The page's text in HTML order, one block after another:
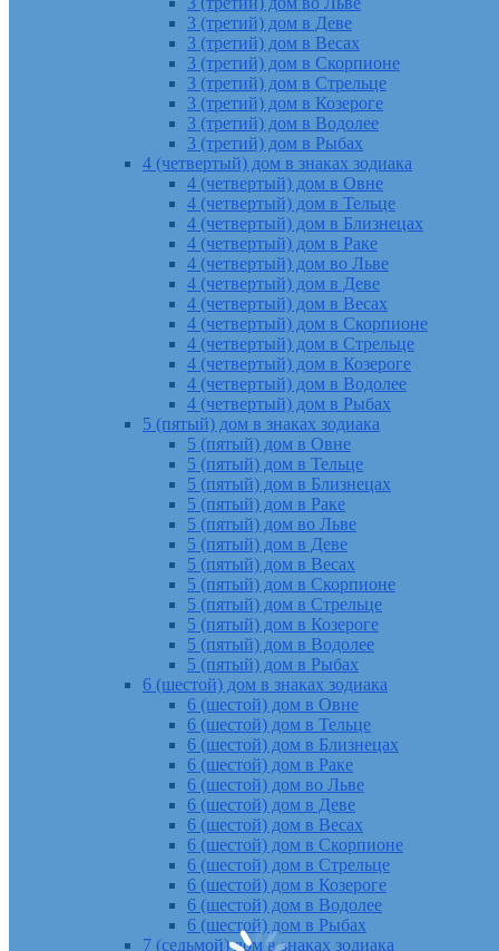
3 (третий) дом в Деве
3 (третий) дом в Весах
3 (третий) дом в Скорпионе
3 (третий) дом в Стрельце
3 (третий) дом в Козероге
3 (третий) дом в Водолее
3 (третий) дом в Рыбах
4 (четвертый) дом в знаках зодиака
4 (четвертый) дом в Овне
4 (четвертый) дом в Тельце
4 (четвертый) дом в Близнецах
4 (четвертый) дом в Раке
4 (четвертый) дом во Льве
4 (четвертый) дом в Деве
4 (четвертый) дом в Весах
4 (четвертый) дом в Скорпионе
4 (четвертый) дом в Стрельце
4 (четвертый) дом в Козероге
4 (четвертый) дом в Водолее
4 (четвертый) дом в Рыбах
5 (пятый) дом в знаках зодиака
5 (пятый) дом в Овне
5 (пятый) дом в Тельце
5 (пятый) дом в Близнецах
5 (пятый) дом в Раке
5 (пятый) дом во Льве
5 (пятый) дом в Деве
5 (пятый) дом в Весах
5 (пятый) дом в Скорпионе
5 (пятый) дом в Стрельце
5 (пятый) дом в Козероге
5 (пятый) дом в Водолее
5 (пятый) дом в Рыбах
6 (шестой) дом в знаках зодиака
6 (шестой) дом в Овне
6 (шестой) дом в Тельце
6 (шестой) дом в Близнецах
6 (шестой) дом в Раке
6 (шестой) дом во Льве
6 (шестой) дом в Деве
6 (шестой) дом в Весах
6 (шестой) дом в Скорпионе
6 (шестой) дом в Стрельце
6 (шестой) дом в Козероге
6 (шестой) дом в Водолее
6 (шестой) дом в Рыбах
7 (седьмой) дом в знаках зодиака